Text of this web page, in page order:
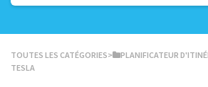
TOUTES LES CATÉGORIES​>​ ​PLANIFICATEUR
TESLA